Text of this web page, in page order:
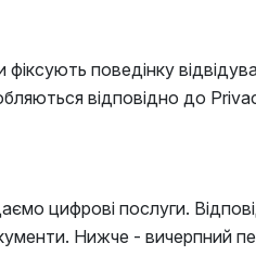
поведінку
відповідно до
цифрові послуги.
Нижче - вичерпний